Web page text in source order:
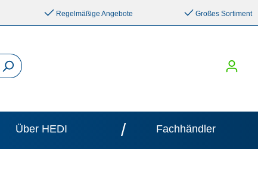
Regelmäßige Angebote Großes Sortiment
Über HEDI / Fachhändler